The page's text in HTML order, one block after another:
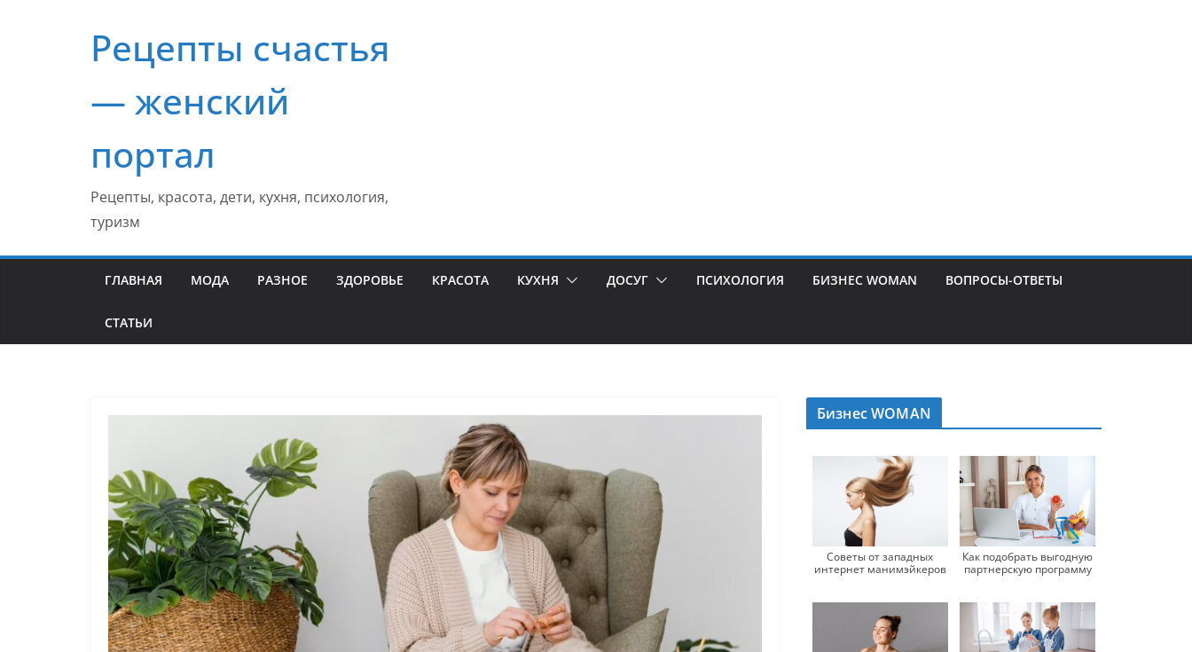
содержимомуРецепты счастья
— женский
портал
Рецепты, красота, дети, кухня, психология,
туризм
ГЛАВНАЯ МОДА РАЗНОЕ ЗДОРОВЬЕ КРАСОТА КУХНЯ ДОСУГ ПСИХОЛОГИЯ БИЗНЕС WOMAN ВОПРОСЫ-ОТВЕТЫ
СТАТЬИ
Бизнес WOMAN
Советы от западных
интернет манимэйкеров
Как подобрать выгодную
партнерскую программу